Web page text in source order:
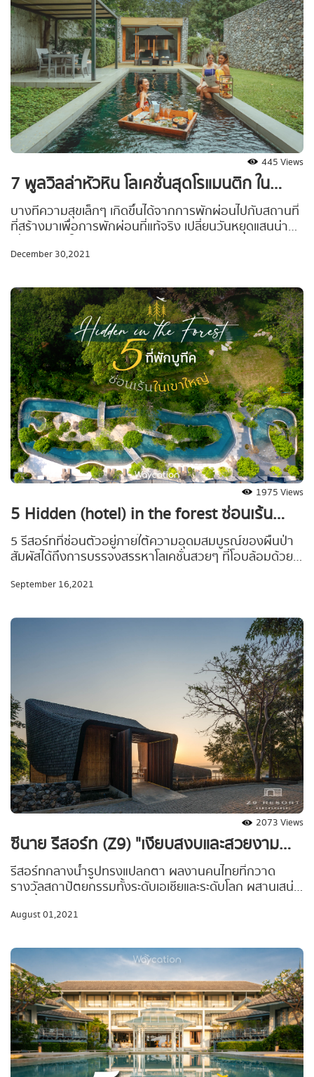
445 Views
7 พูลวิลล่าหัวหิน โลเคชั่นสุดโรแมนติก ใน
ราคาไม่เกิน 5,000 บาท/คืน ขับรถไปไม่เกิน 3
ชั่วโมง
บางทีความสุขเล็กๆ เกิดขึ้นได้จากการพักผ่อนไปกับสถานที่
ที่สร้างมาเพื่อการพักผ่อนที่แท้จริง เปลี่ยนวันหยุดแสนน่า
ทั้งร่างกายและจิตใจ ด้วยการพักผ่อนแบบจัดเต็ม
December 30,2021
1975 Views
5 Hidden (hotel) in the forest ซ่อนเร้น
กลางเขาใหญ่
5 รีสอร์ทที่ซ่อนตัวอยู่ภายใต้ความอุดมสมบูรณ์ของผืนป่า
สัมผัสได้ถึงการบรรจงสรรหาโลเคชั่นสวยๆ ที่โอบล้อมด้วย
กับความผ่อนคลายอย่างแท้จริง ทิ้งความวุ่นวายและไปสูด
September 16,2021
2073 Views
ซีนาย รีสอร์ท (Z9) "เงียบสงบและสวยงาม
ที่สุดใจกลางเขื่อนศรีนครินทร์ "
รีสอร์ทกลางน้ำรูปทรงแปลกตา ผลงานคนไทยที่กวาด
รางวัลสถาปัตยกรรมทั้งระดับเอเชียและระดับโลก ผสานเสน่ห์
ให้คุณมาค้นเจอ
August 01,2021